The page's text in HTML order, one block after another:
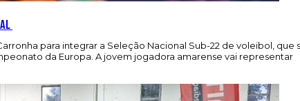
para integrar a Seleção Nacional Sub-22 de voleibol, que
da Europa. A jovem jogadora amarense vai representar